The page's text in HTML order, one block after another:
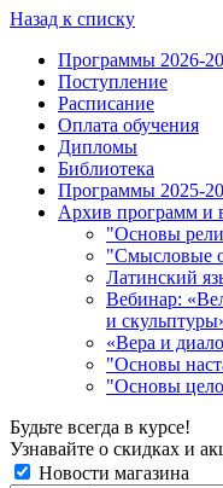
Назад к списку
Программы 2026-
Поступление
Расписание
Оплата обучения
Дипломы
Библиотека
Программы 2025-
Архив программ и
"Основы
"Смысловые
Латинский
Вебинар:
и
«Вера и
"Основы
"Основы
Будьте всегда в курсе!
Узнавайте о скидках и
Новости магазина